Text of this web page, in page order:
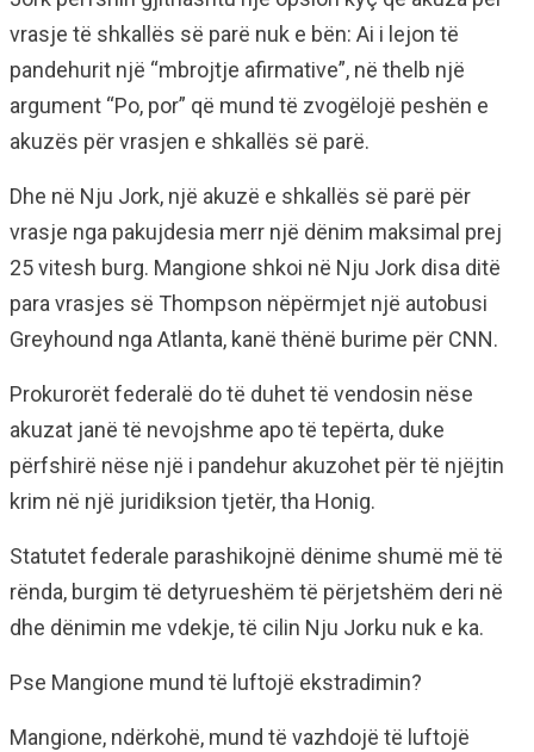
vrasje të shkallës së parë nuk e bën: Ai i lejon të
pandehurit një “mbrojtje afirmative”, në thelb një
argument “Po, por” që mund të zvogëlojë peshën e
akuzës për vrasjen e shkallës së parë.
Dhe në Nju Jork, një akuzë e shkallës së parë për
vrasje nga pakujdesia merr një dënim maksimal prej
25 vitesh burg. Mangione shkoi në Nju Jork disa ditë
para vrasjes së Thompson nëpërmjet një autobusi
Greyhound nga Atlanta, kanë thënë burime për CNN.
Prokurorët federalë do të duhet të vendosin nëse
akuzat janë të nevojshme apo të tepërta, duke
përfshirë nëse një i pandehur akuzohet për të njëjtin
krim në një juridiksion tjetër, tha Honig.
Statutet federale parashikojnë dënime shumë më të
rënda, burgim të detyrueshëm të përjetshëm deri në
dhe dënimin me vdekje, të cilin Nju Jorku nuk e ka.
Pse Mangione mund të luftojë ekstradimin?
Mangione, ndërkohë, mund të vazhdojë të luftojë